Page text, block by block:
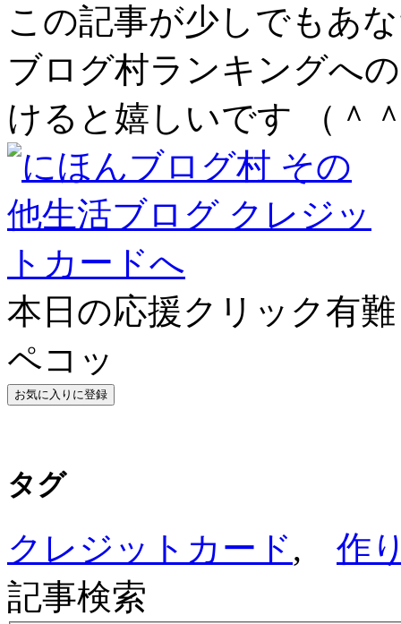
この記事が少しでもあ
ブログ村ランキングへ
けると嬉しいです （＾
本日の応援クリック有
ペコッ
タグ
クレジットカード, 作
記事検索